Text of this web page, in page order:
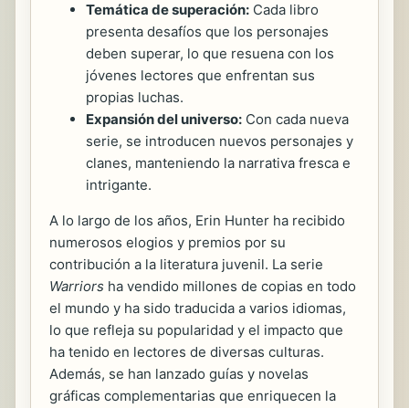
Temática de superación: Cada libro
presenta desafíos que los personajes
deben superar, lo que resuena con los
jóvenes lectores que enfrentan sus
propias luchas.
Expansión del universo: Con cada nueva
serie, se introducen nuevos personajes y
clanes, manteniendo la narrativa fresca e
intrigante.
A lo largo de los años, Erin Hunter ha recibido
numerosos elogios y premios por su
contribución a la literatura juvenil. La serie
Warriors ha vendido millones de copias en todo
el mundo y ha sido traducida a varios idiomas,
lo que refleja su popularidad y el impacto que
ha tenido en lectores de diversas culturas.
Además, se han lanzado guías y novelas
gráficas complementarias que enriquecen la